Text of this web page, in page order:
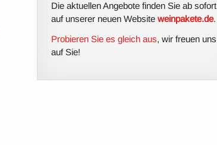
Die aktuellen Angebote finden Sie ab sofort
auf unserer neuen Websiteweinpakete.de.
Probieren Sie es gleich aus, wir freuen uns
auf Sie!